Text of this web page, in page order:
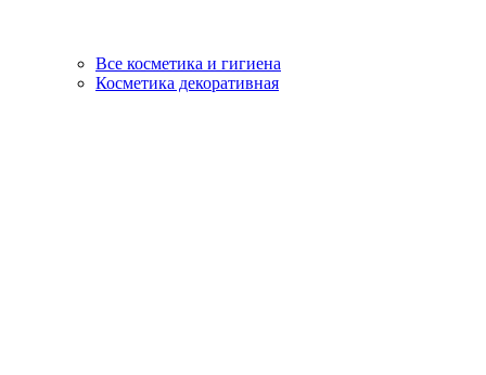
Все косметика и гигиена
Косметика декоративная